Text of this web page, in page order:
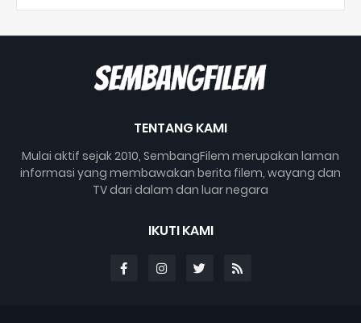
TENTANG KAMI
Mulai aktif sejak 2010, SembangFilem merupakan laman
informasi yang membawakan berita filem, wayang dan
TV dari dalam dan luar negara
IKUTI KAMI